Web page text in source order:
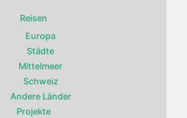
Reisen
Europa
Städte
Mittelmeer
Schweiz
Andere Länder
Projekte